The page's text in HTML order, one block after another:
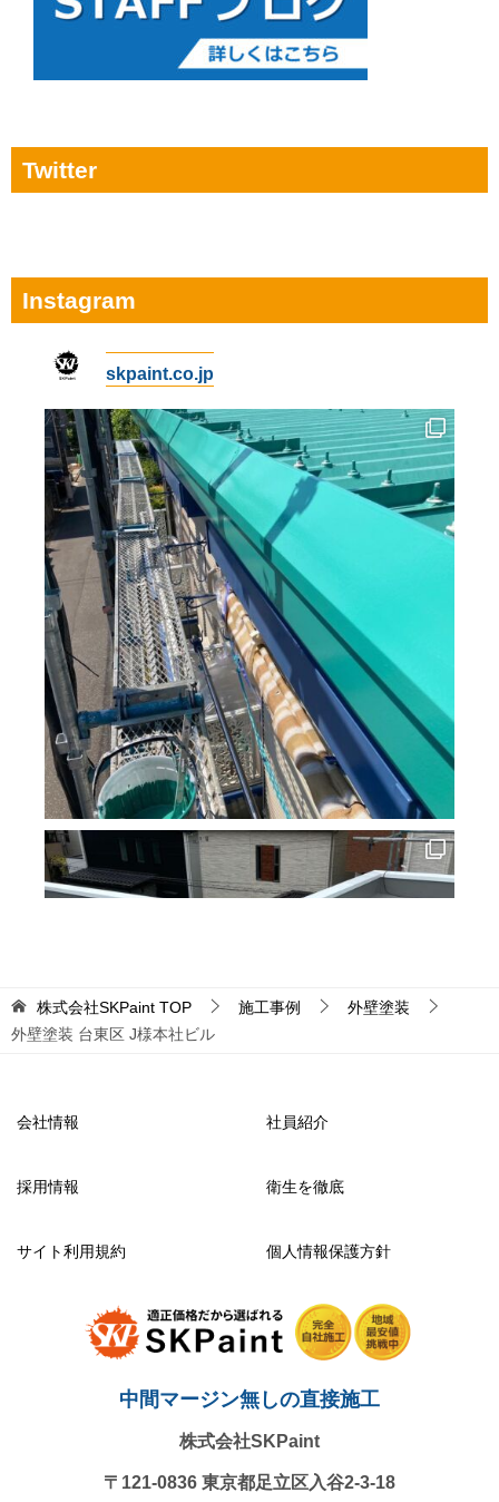
Twitter
Instagram
skpaint.co.jp
株式会社SKPaint TOP 施工事例
外壁塗装
外壁塗装 台東区 J様本社ビル
会社情報 社員紹介
採用情報 衛生を徹底
サイト利用規約 個人情報保護方針
中間マージン無しの直接施工
株式会社SKPaint
〒121-0836 東京都足立区入谷2-3-18